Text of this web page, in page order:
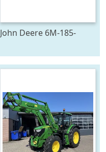
John Deere 6M-185-